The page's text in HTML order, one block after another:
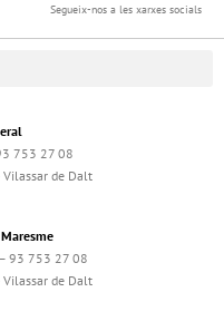
Segueix-nos a les xarxes socials
753 27 08
de Dalt
93 753 27 08
de Dalt